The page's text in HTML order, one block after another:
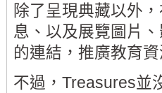
除了呈現典藏以外
息、以及展覽圖片
的連結，推廣教育
不過，Treasures並